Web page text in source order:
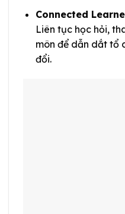
Connected
Liên tục học hỏi,
môn để dẫn dắt tổ
đổi.